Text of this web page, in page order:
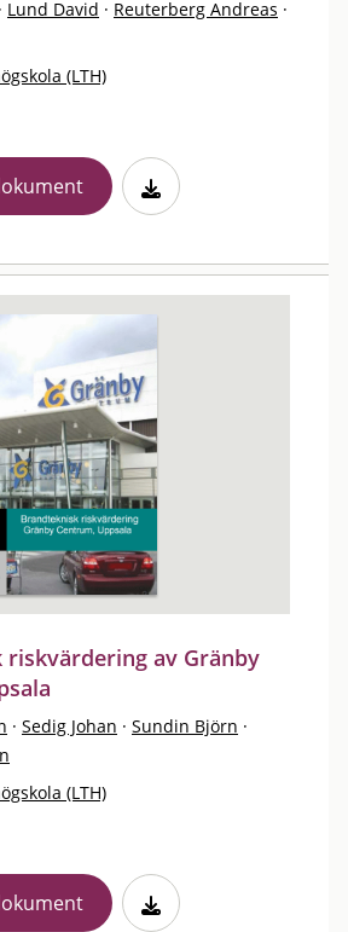
· Lund David · Reuterberg Andreas ·
(LTH)
riskvärdering av Gränby
· Sedig Johan · Sundin Björn ·
(LTH)